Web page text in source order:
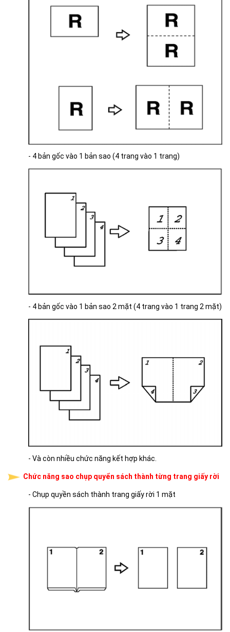
- 4 bản gốc vào 1 bản sao (4 trang vào 1 trang)
- 4 bản gốc vào 1 bản sao 2 mặt (4 trang vào 1 trang 2 mặt)
- Và còn nhiều chức năng kết hợp khác.
Chức năng sao chụp quyển sách thành từng trang giấy rời
- Chụp quyền sách thành trang giấy rời 1 mặt